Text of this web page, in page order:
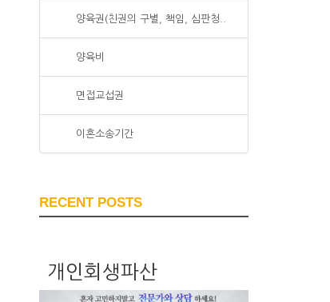
양육권(친권의 구별, 책임, 심판청..
양육비
면접교섭권
이혼소송기간
RECENT POSTS
개인회생파산